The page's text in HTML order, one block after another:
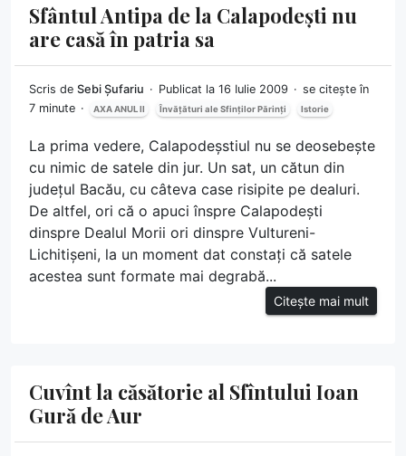
Sfântul Antipa de la Calapodești nu
are casă în patria sa
Scris de Sebi Șufariu Publicat la 16 Iulie 2009
se citește în
7 minute
AXA ANUL II Învățături ale Sfinților Părinți Istorie
La prima vedere, Calapodeșstiul nu se deosebește
cu nimic de satele din jur. Un sat, un cătun din
județul Bacău, cu câteva case risipite pe dealuri.
De altfel, ori că o apuci înspre Calapodești
dinspre Dealul Morii ori dinspre Vultureni-
Lichitișeni, la un moment dat constați că satele
acestea sunt formate mai degrabă...
Citește mai mult
Cuvînt la căsătorie al Sfîntului Ioan
Gură de Aur